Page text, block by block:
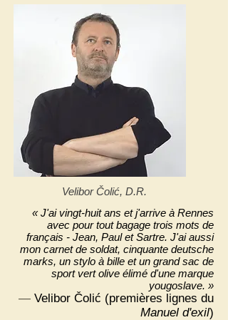
Velibor Čolić, D.R.
« J'ai vingt-huit ans et j'arrive à Rennes
avec pour tout bagage trois mots de
français - Jean, Paul et Sartre. J'ai aussi
mon carnet de soldat, cinquante deutsche
marks, un stylo à bille et un grand sac de
sport vert olive élimé d'une marque
yougoslave. »
— Velibor Čolić (premières lignes du
Manuel d'exil)